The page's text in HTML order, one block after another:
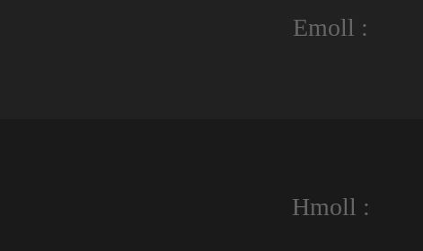
Emoll :
Hmoll :